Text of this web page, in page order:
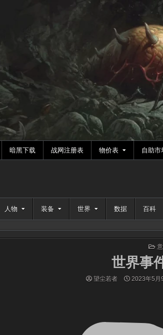
暗黑下载 战网注册表 物价表 自助市
人物 装备 世界 数据 百科
发
于
世界事
望尘若者 2023年5月